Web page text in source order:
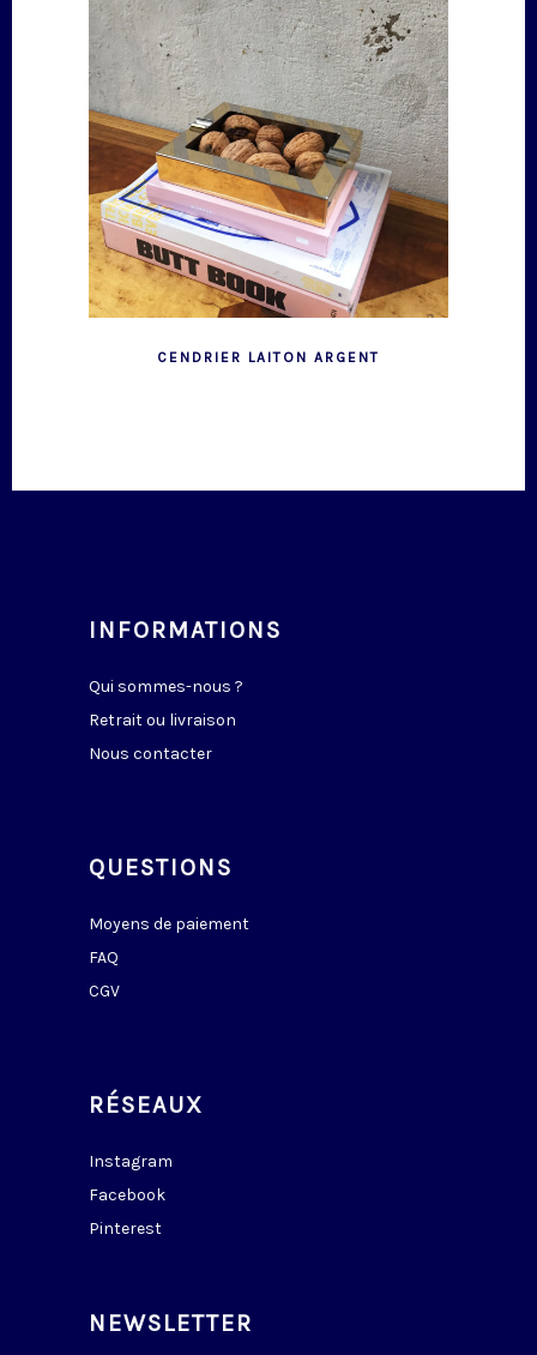
CENDRIER LAITON ARGENT
INFORMATIONS
Qui sommes-nous ?
Retrait ou livraison
Nous contacter
QUESTIONS
Moyens de paiement
FAQ
CGV
RÉSEAUX
Instagram
Facebook
Pinterest
NEWSLETTER